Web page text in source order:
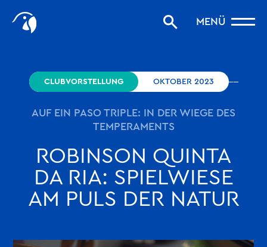
MENÜ
Start
Storys filtern
robinson.com
CLUBVORSTELLUNG OKTOBER 2023
AUF EIN PASO TRIPLE: IN DER WIEGE DES
TEMPERAMENTS
ROBINSON QUINTA
DA RIA: SPIELWIESE
AM PULS DER NATUR